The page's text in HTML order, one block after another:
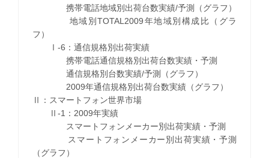
携帯電話地域別出荷台数実績/予測（グラフ）
地域別TOTAL2009年地域別構成比（グラ
フ）
Ⅰ-6：通信規格別出荷実績
携帯電話通信規格別出荷台数実績・予測
通信規格別台数実績/予測（グラフ）
2009年通信規格別出荷台数実績（グラフ）
Ⅱ：スマートフォン世界市場
Ⅱ-1：2009年実績
スマートフォンメーカー別出荷実績・予測
スマートフォンメーカー別出荷実績・予測
（グラフ）